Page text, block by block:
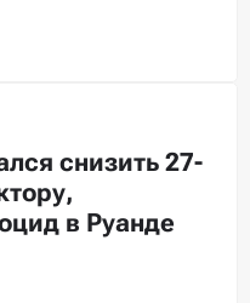
снизить 27-
в Руанде